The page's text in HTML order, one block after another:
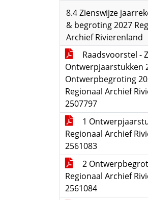
8.4 Zienswijze
& begroting 2027
Archief Rivierenland
Raadsvoorstel -
Ontwerpjaarstukken
Ontwerpbegroting
Regionaal Archief
2507797
1
Regionaal Archief
2561083
2
Regionaal Archief
2561084